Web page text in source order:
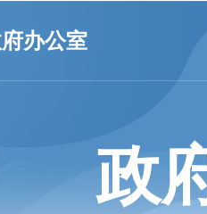
办公室
政